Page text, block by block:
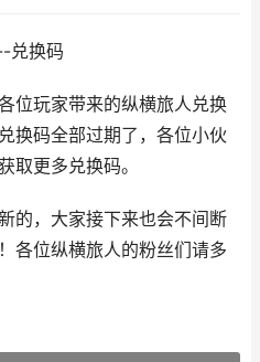
兑换码
位玩家带来的纵横旅人兑换
换码全部过期了，各位小伙
取更多兑换码。
的，大家接下来也会不间断
各位纵横旅人的粉丝们请多